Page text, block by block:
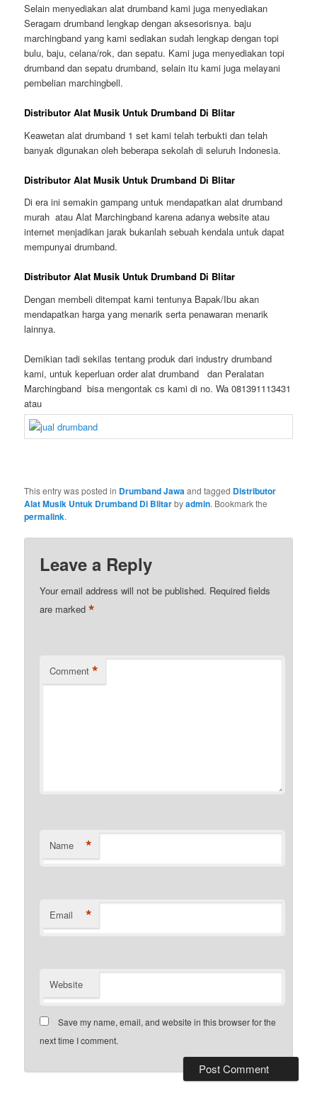
Selain menyediakan alat drumband kami juga menyediakan
Seragam drumband lengkap dengan aksesorisnya. baju
marchingband yang kami sediakan sudah lengkap dengan topi
bulu, baju, celana/rok, dan sepatu. Kami juga menyediakan topi
drumband dan sepatu drumband, selain itu kami juga melayani
pembelian marchingbell.
Distributor Alat Musik Untuk Drumband Di Blitar
Keawetan alat drumband 1 set kami telah terbukti dan telah
banyak digunakan oleh beberapa sekolah di seluruh Indonesia.
Distributor Alat Musik Untuk Drumband Di Blitar
Di era ini semakin gampang untuk mendapatkan alat drumband
murah atau Alat Marchingband karena adanya website atau
internet menjadikan jarak bukanlah sebuah kendala untuk dapat
mempunyai drumband.
Distributor Alat Musik Untuk Drumband Di Blitar
Dengan membeli ditempat kami tentunya Bapak/Ibu akan
mendapatkan harga yang menarik serta penawaran menarik
lainnya.
Demikian tadi sekilas tentang produk dari industry drumband
kami, untuk keperluan order alat drumband dan Peralatan
Marchingband bisa mengontak cs kami di no. Wa 081391113431
atau
This entry was posted in Drumband Jawa and tagged Distributor
Alat Musik Untuk Drumband Di Blitarbyadmin. Bookmark the
permalink.
Leave a Reply
Your email address will not be published. Required fields
are marked*
Comment *
Name *
Email *
Website
Save my name, email, and website in this browser for the
next time I comment.